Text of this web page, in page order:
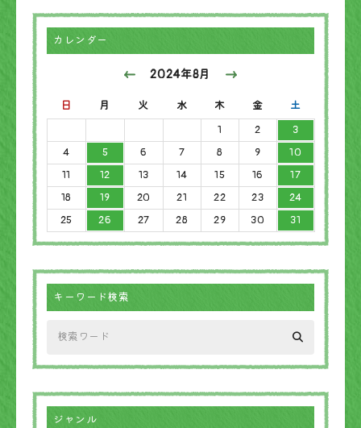
カレンダー
2024年8月
日 月 火 水 木 金
土
1
2
3
4
5 6 7 8 9
10
11
12 13 14 15 16
17
18
19 20 21 22 23
24
25
26 27 28 29 30 31
キーワード検索
ジャンル